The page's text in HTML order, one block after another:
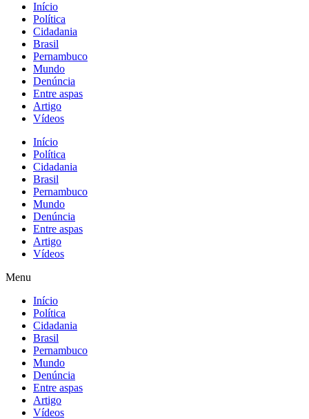
Início
Política
Cidadania
Brasil
Pernambuco
Mundo
Denúncia
Entre aspas
Artigo
Vídeos
Início
Política
Cidadania
Brasil
Pernambuco
Mundo
Denúncia
Entre aspas
Artigo
Vídeos
Menu
Início
Política
Cidadania
Brasil
Pernambuco
Mundo
Denúncia
Entre aspas
Artigo
Vídeos